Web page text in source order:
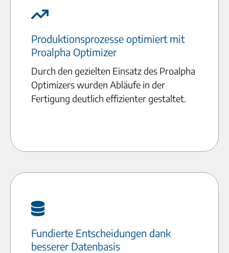
Produktionsprozesse optimiert mit
Proalpha Optimizer
Durch den gezielten Einsatz des Proalpha
Optimizers wurden Abläufe in der
Fertigung deutlich effizienter gestaltet.
Fundierte Entscheidungen dank
besserer Datenbasis